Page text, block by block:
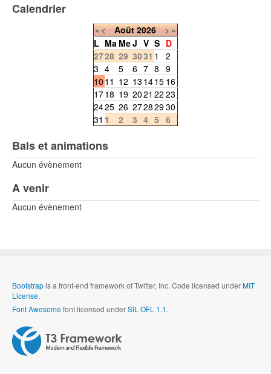
Calendrier
«< Août 2026 >»
L Ma MeJ V S D
2728 29 3031 1
2
3 4 5 6 7 8 9
10 11 12 13 1415 16
1718 19 2021 22 23
2425 26 27282930
31 1 2 3 4 5 6
Bals et animations
Aucun évènement
A venir
Aucun évènement
Bootstrapis a front-end framework of Twitter, Inc. Code licensed underMIT
License.
Font Awesomefont licensed underSIL OFL 1.1.